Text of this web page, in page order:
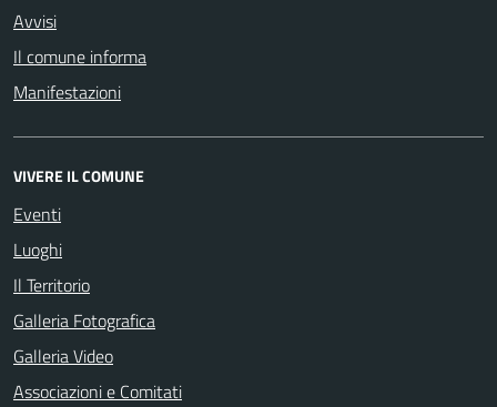
Avvisi
Il comune informa
Manifestazioni
VIVERE IL COMUNE
Eventi
Luoghi
Il Territorio
Galleria Fotografica
Galleria Video
Associazioni e Comitati